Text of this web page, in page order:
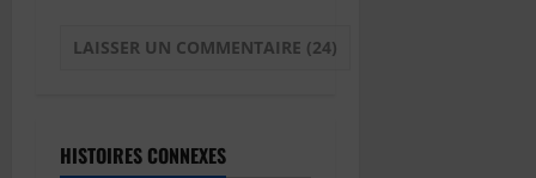
HISTOIRES CONNEXES